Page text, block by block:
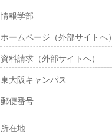
情報学部
ホームページ（外部サイトへ）
資料請求（外部サイトへ）
東大阪キャンパス
郵便番号
所在地